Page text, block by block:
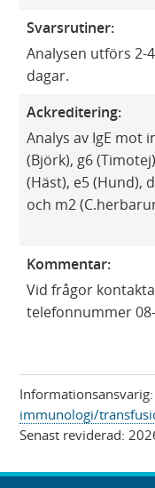
Svarsrutiner:
Analysen utförs 2-
dagar.
Ackreditering:
Analys av IgE mot
(Björk), g6
(Häst), e5 (Hund),
och m2
Kommentar:
​Vid frågor
telefonnummer
Informationsansvarig:
immunologi/
Senast reviderad: